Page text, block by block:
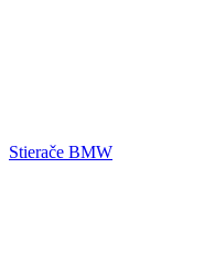
Stierače BMW